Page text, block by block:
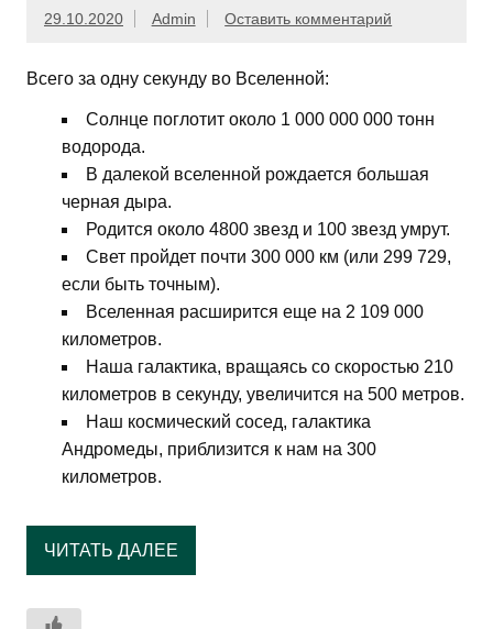
29.10.2020 Admin Оставить комментарий
Всего за одну секунду во Вселенной:
Солнце поглотит около 1 000 000 000 тонн
водорода.
В далекой вселенной рождается большая
черная дыра.
Родится около 4800 звезд и 100 звезд умрут.
Свет пройдет почти 300 000 км (или 299 729,
если быть точным).
Вселенная расширится еще на 2 109 000
километров.
Наша галактика, вращаясь со скоростью 210
километров в секунду, увеличится на 500 метров.
Наш космический сосед, галактика
Андромеды, приблизится к нам на 300
километров.
ЧИТАТЬ ДАЛЕЕ